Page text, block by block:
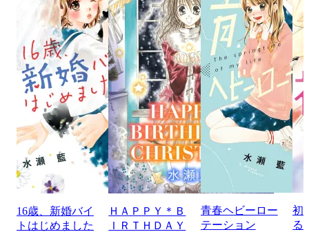
16歳、新婚バイ
トはじめました
ＨＡＰＰＹ＊Ｂ
ＩＲＴＨＤＡＹ
青春ヘビーロー
テーション
初
る